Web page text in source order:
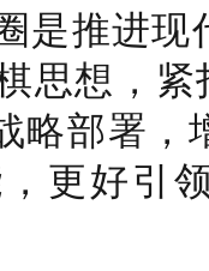
是推进
思想，
略部署
更好引